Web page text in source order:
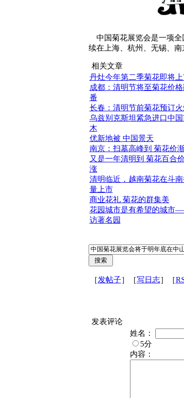
中国菊花展览会是一项全
续在上海、杭州、无锡、南
相关文章
丹灶今年第二季菊花即将
成都：清明节将至菊花价
番
长春：清明节前菊花预订火
乌兹别克斯坦紧急进口中
木
优新地被 中国景天
南京：扫墓高峰到 菊花价
又是一年清明到 菊花百合
涨
清明临近，越南菊花在斗
量上市
商业花礼 菊花的群集美
花园城市是有希望的城市
访著名园
［发帖子］［写日志］［
发表评论
姓名：
5分
内容：